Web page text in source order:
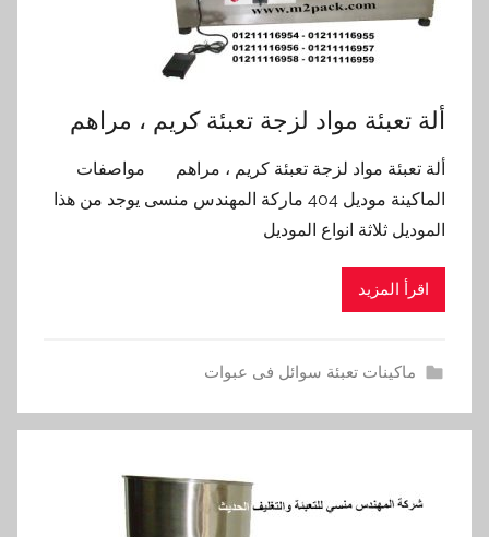
ألة تعبئة مواد لزجة تعبئة كريم ، مراهم
ألة تعبئة مواد لزجة تعبئة كريم ، مراهم مواصفات
الماكينة موديل 404 ماركة المهندس منسى يوجد من هذا
الموديل ثلاثة انواع الموديل
اقرأ المزيد
ماكينات تعبئة سوائل فى عبوات